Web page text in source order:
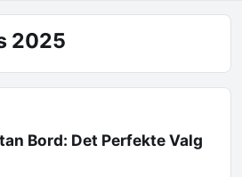
2025
Bord: Det Perfekte Valg